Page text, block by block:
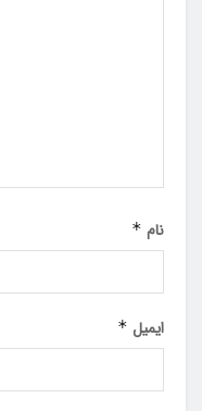
نام *
ایمیل *